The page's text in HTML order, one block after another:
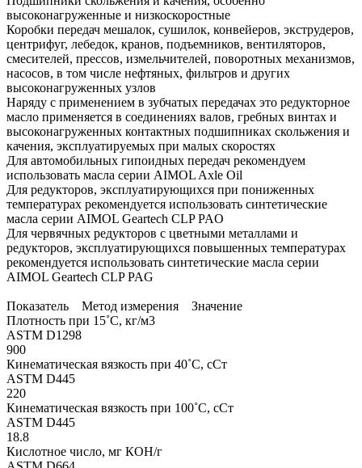
высоконагруженные и низкоскоростные
Коробки передач мешалок, сушилок, конвейеров, экструдеров,
центрифуг, лебедок, кранов, подъемников, вентиляторов,
смесителей, прессов, измельчителей, поворотных механизмов,
насосов, в том числе нефтяных, фильтров и других
высоконагруженных узлов
Наряду с применением в зубчатых передачах это редукторное
масло применяется в соединениях валов, гребных винтах и
высоконагруженных контактных подшипниках скольжения и
качения, эксплуатируемых при малых скоростях
Для автомобильных гипоидных передач рекомендуем
использовать масла серии AIMOL Axle Oil
Для редукторов, эксплуатирующихся при пониженных
температурах рекомендуется использовать синтетические
масла серии AIMOL Geartech CLP PAO
Для червячных редукторов с цветными металлами и
редукторов, эксплуатирующихся повышенных температурах
рекомендуется использовать синтетические масла серии
AIMOL Geartech CLP PAG
Показатель Метод измерения Значение
Плотность при 15˚C, кг/м3
ASTM D1298
900
Кинематическая вязкость при 40˚C, сСт
ASTM D445
220
Кинематическая вязкость при 100˚C, сСт
ASTM D445
18.8
Кислотное число, мг КОН/г